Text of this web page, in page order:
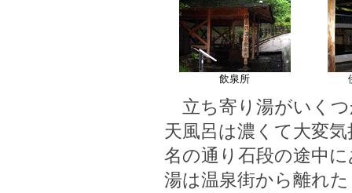
飲泉所
立ち寄り湯がいくつ
天風呂は濃くて大変
名の通り石段の途中
湯は温泉街から離れ